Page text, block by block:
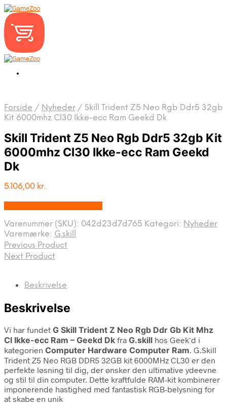
Forside / Nyheder / Skill Trident Z5 Neo Rgb Ddr5 32gb
Kit 6000mhz Cl30 Ikke-ecc Ram Geekd Dk
Skill Trident Z5 Neo Rgb Ddr5 32gb Kit
6000mhz Cl30 Ikke-ecc Ram Geekd
Dk
5.106,00 kr.
Varenummer (SKU): 042d23d7d765 Kategori: Nyheder
Varemærke: G.skill
Previous Product
Next Product
Beskrivelse
Beskrivelse
Vi har fundet G Skill Trident Z Neo Rgb Ddr Gb Kit Mhz
Cl Ikke-ecc Ram – Geekd Dk fra G.skill hos Geek´d i
kategorien Computer Hardware Computer Ram. G.Skill
Trident Z5 Neo RGB DDR5 32GB kit 6000MHz CL30 er den
perfekte løsning til dig, der ønsker den ultimative ydeevne
og stil til din computer. Dette kraftfulde RAM-kit kombinerer
imponerende hastighed med fantastisk RGB-belysning for
at skabe en unik